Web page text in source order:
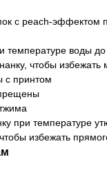
с peach-эффектом
температуре воды
чтобы избежать
с принтом
при температуре
избежать